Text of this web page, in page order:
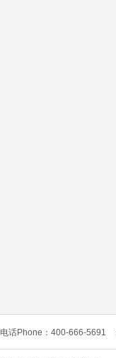
电话Phone：400-666-5691